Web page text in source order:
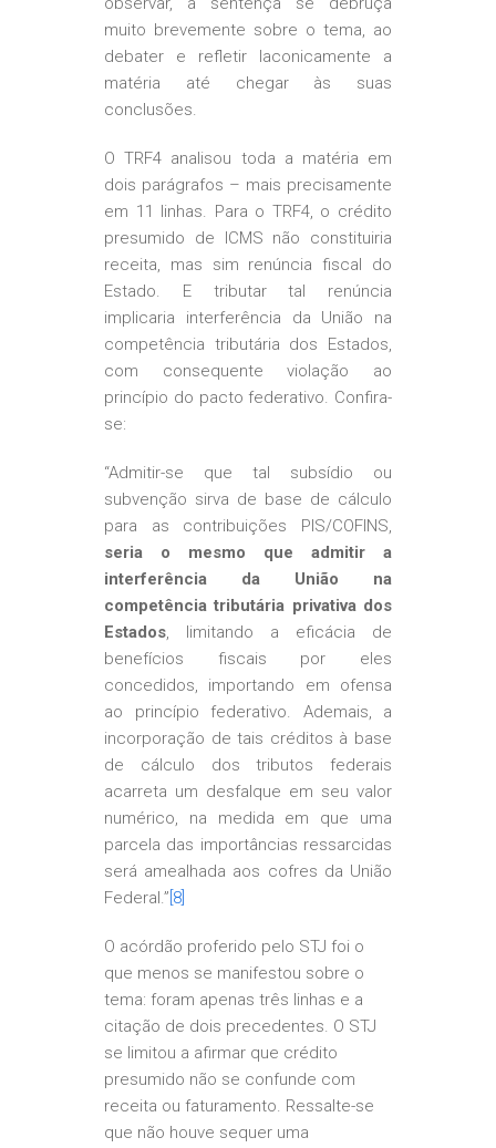
muito brevemente sobre o tema, ao
debater e refletir laconicamente a
matéria até chegar às suas
conclusões.
O TRF4 analisou toda a matéria em
dois parágrafos – mais precisamente
em 11 linhas. Para o TRF4, o crédito
presumido de ICMS não constituiria
receita, mas sim renúncia fiscal do
Estado. E tributar tal renúncia
implicaria interferência da União na
competência tributária dos Estados,
com consequente violação ao
princípio do pacto federativo. Confira-
se:
“Admitir-se que tal subsídio ou
subvenção sirva de base de cálculo
para as contribuições PIS/COFINS,
seria o mesmo que admitir a
interferência da União na
competência tributária privativa dos
Estados, limitando a eficácia de
benefícios fiscais por eles
concedidos, importando em ofensa
ao princípio federativo. Ademais, a
incorporação de tais créditos à base
de cálculo dos tributos federais
acarreta um desfalque em seu valor
numérico, na medida em que uma
parcela das importâncias ressarcidas
será amealhada aos cofres da União
Federal.” [8]
O acórdão proferido pelo STJ foi o
que menos se manifestou sobre o
tema: foram apenas três linhas e a
citação de dois precedentes. O STJ
se limitou a afirmar que crédito
presumido não se confunde com
receita ou faturamento. Ressalte-se
que não houve sequer uma